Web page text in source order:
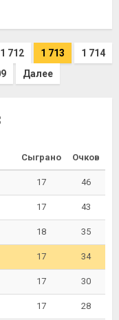
1 712 1 713
1 714
Далее
Сыграно Очков
17 46
17 43
18 35
17 34
17 30
17 28